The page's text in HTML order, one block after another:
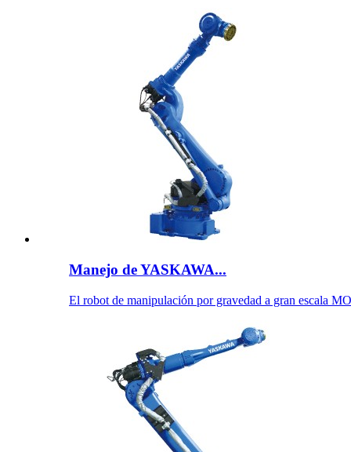
Manejo de YASKAWA...
El robot de manipulación por gravedad a gran escala